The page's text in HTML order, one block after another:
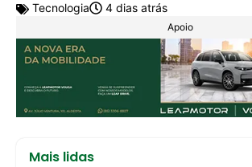
Tecnologia 4 dias atrás
Apoio
Mais lidas